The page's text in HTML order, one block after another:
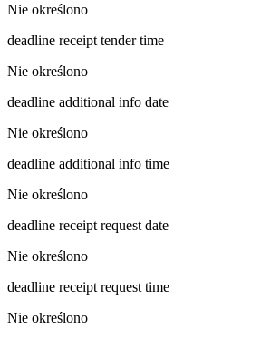
Nie określono
deadline receipt tender time
Nie określono
deadline additional info date
Nie określono
deadline additional info time
Nie określono
deadline receipt request date
Nie określono
deadline receipt request time
Nie określono